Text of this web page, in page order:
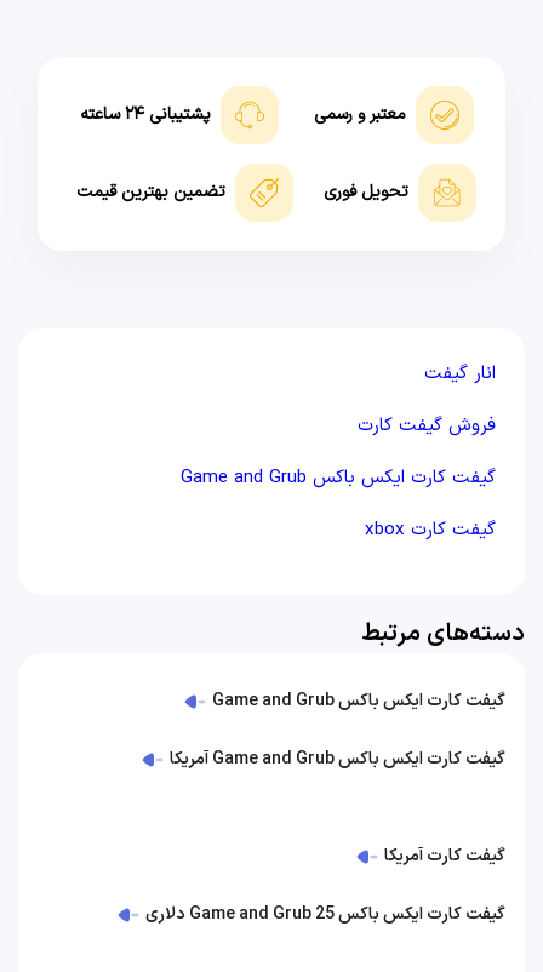
معتبر و رسمی پشتیبانی ۲۴ ساعته
تحویل فوری تضمین بهترین قیمت
انار گیفت
فروش گیفت کارت
گیفت کارت ایکس باکس Game and Grub
گیفت کارت xbox
دسته‌های مرتبط
گیفت کارت ایکس باکس Game and Grub
گیفت کارت ایکس باکس Game and Grub آمریکا
گیفت کارت آمریکا
گیفت کارت ایکس باکس Game and Grub 25 دلاری